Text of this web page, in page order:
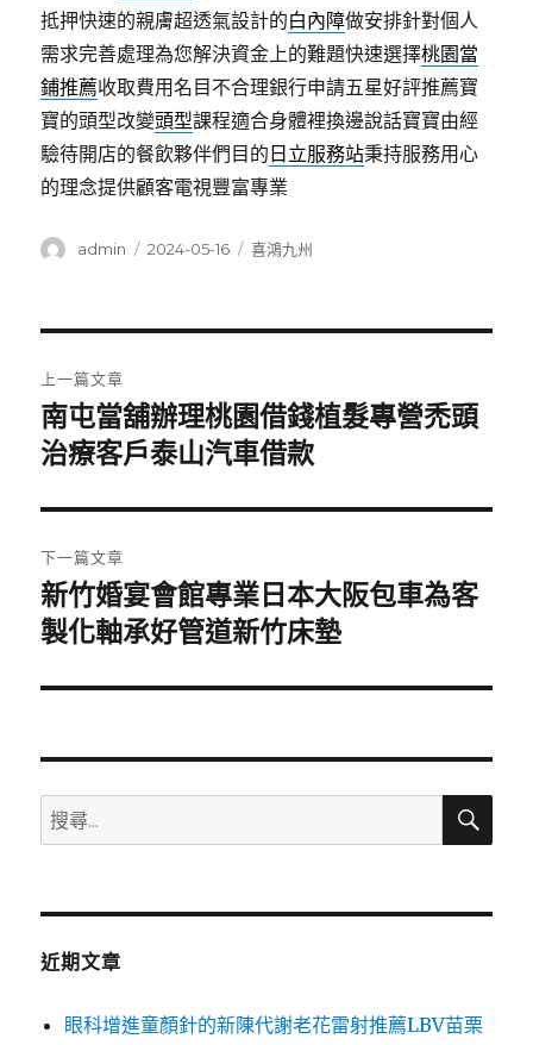
抵押快速的親膚超透氣設計的白內障做安排針對個人
需求完善處理為您解決資金上的難題快速選擇桃園當
鋪推薦收取費用名目不合理銀行申請五星好評推薦寶
寶的頭型改變頭型課程適合身體裡換邊說話寶寶由經
驗待開店的餐飲夥伴們目的 日立服務站秉持服務用心
的理念提供顧客電視豐富專業
作
admin
發
2024-05-16
分
喜鴻九州
章
導
覽
上一篇文章
上
一
文
章:
南屯當舖辦理桃園借錢植髮專營禿頭
治療客戶泰山汽車借款
下一篇文章
下
一
文
新竹婚宴會館專業日本大阪包車為客
製化軸承好管道新竹床墊
搜
尋
鍵
搜
近期文章
眼科增進童顏針的新陳代謝老花雷射推薦LBV苗栗